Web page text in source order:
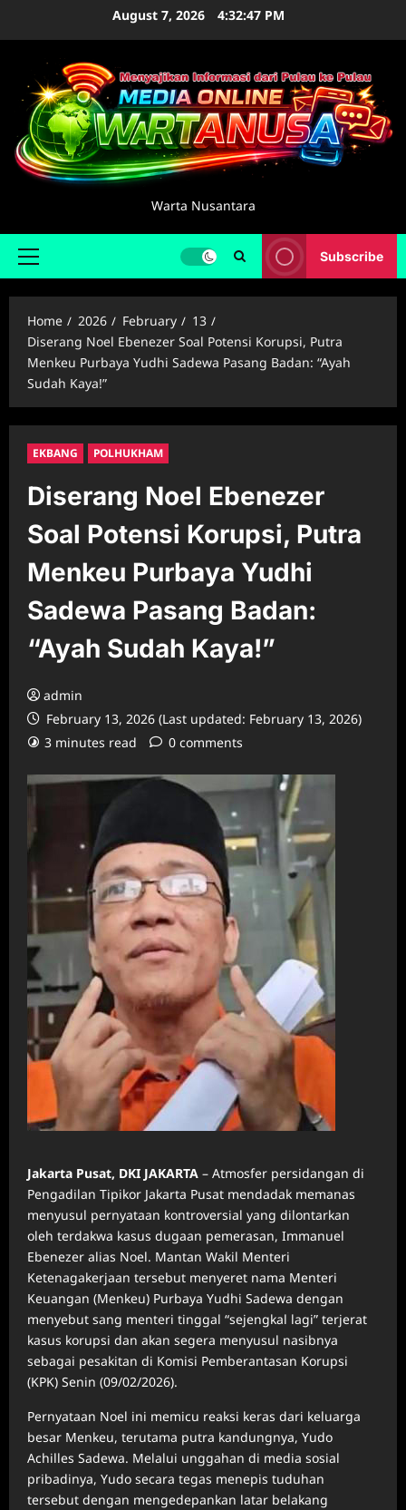
August 7, 2026 4:32:47 PM
Warta Nusantara
Primary
Subscribe
Home 2026 February
13
Diserang Noel Ebenezer Soal Potensi Korupsi, Putra
Menkeu Purbaya Yudhi Sadewa Pasang Badan: “Ayah
Sudah Kaya!”
EKBANG POLHUKHAM
Diserang Noel Ebenezer
Soal Potensi Korupsi, Putra
Menkeu Purbaya Yudhi
Sadewa Pasang Badan:
“Ayah Sudah Kaya!”
admin
February 13, 2026 (Last updated: February 13, 2026)
3 minutes read
0 comments
Jakarta Pusat, DKI JAKARTA – Atmosfer persidangan di
Pengadilan Tipikor Jakarta Pusat mendadak memanas
menyusul pernyataan kontroversial yang dilontarkan
oleh terdakwa kasus dugaan pemerasan, Immanuel
Ebenezer alias Noel. Mantan Wakil Menteri
Ketenagakerjaan tersebut menyeret nama Menteri
Keuangan (Menkeu) Purbaya Yudhi Sadewa dengan
menyebut sang menteri tinggal “sejengkal lagi” terjerat
kasus korupsi dan akan segera menyusul nasibnya
sebagai pesakitan di Komisi Pemberantasan Korupsi
(KPK) Senin (09/02/2026).
Pernyataan Noel ini memicu reaksi keras dari keluarga
besar Menkeu, terutama putra kandungnya, Yudo
Achilles Sadewa. Melalui unggahan di media sosial
pribadinya, Yudo secara tegas menepis tuduhan
tersebut dengan mengedepankan latar belakang